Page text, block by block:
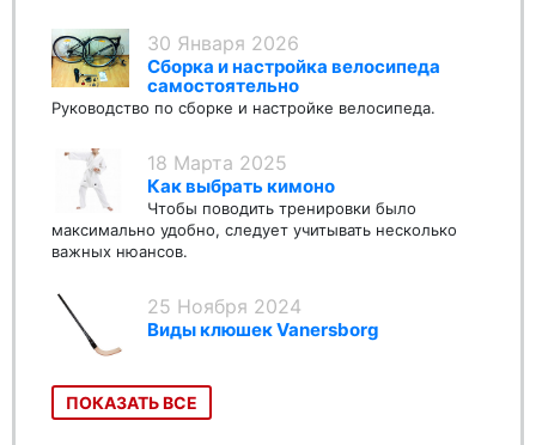
30 Января 2026
Сборка и настройка велосипеда
самостоятельно
Руководство по сборке и настройке велосипеда.
18 Марта 2025
Как выбрать кимоно
Чтобы поводить тренировки было
максимально удобно, следует учитывать несколько
важных нюансов.
25 Ноября 2024
Виды клюшек Vanersborg
ПОКАЗАТЬ ВСЕ